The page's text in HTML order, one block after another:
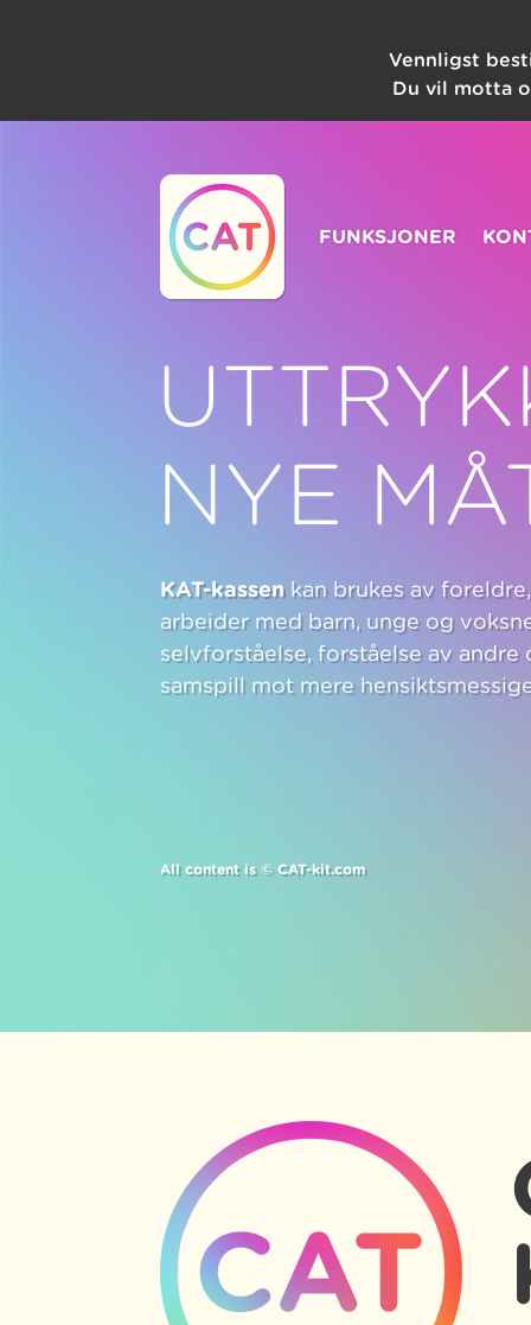
Vennligst
Du vil motta
FUNKSJONER
NYE
KAT-kassenkan brukes av
arbeider med barn, unge og
selvforståelse, forståelse av
samspill mot mere
All content is © CAT-kit.com